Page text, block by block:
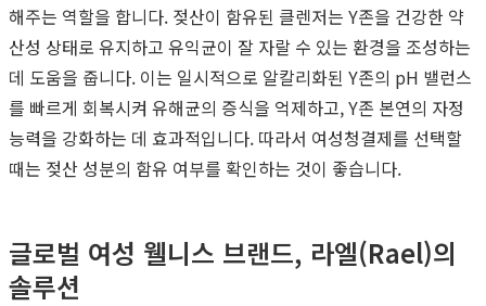
해주는 역할을 합니다. 젖산이 함유된 클렌저는 Y존을 건강한 약
산성 상태로 유지하고 유익균이 잘 자랄 수 있는 환경을 조성하는
데 도움을 줍니다. 이는 일시적으로 알칼리화된 Y존의 pH 밸런스
를 빠르게 회복시켜 유해균의 증식을 억제하고, Y존 본연의 자정
능력을 강화하는 데 효과적입니다. 따라서 여성청결제를 선택할
때는 젖산 성분의 함유 여부를 확인하는 것이 좋습니다.
글로벌 여성 웰니스 브랜드, 라엘(Rael)의
솔루션